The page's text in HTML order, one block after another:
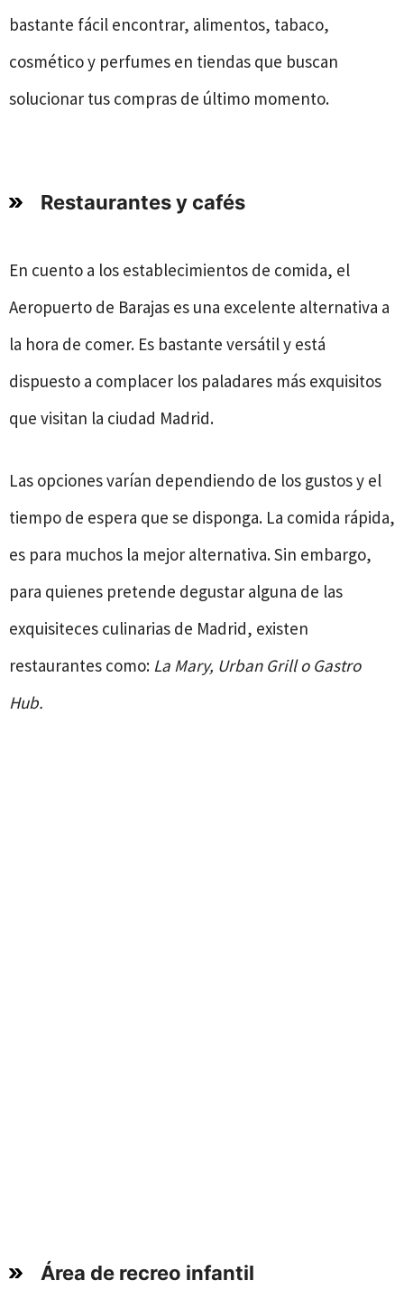
bastante fácil encontrar, alimentos, tabaco,
cosmético y perfumes en tiendas que buscan
solucionar tus compras de último momento.
Restaurantes y cafés
En cuento a los establecimientos de comida, el
Aeropuerto de Barajas es una excelente alternativa a
la hora de comer. Es bastante versátil y está
dispuesto a complacer los paladares más exquisitos
que visitan la ciudad Madrid.
Las opciones varían dependiendo de los gustos y el
tiempo de espera que se disponga. La comida rápida,
es para muchos la mejor alternativa. Sin embargo,
para quienes pretende degustar alguna de las
exquisiteces culinarias de Madrid, existen
restaurantes como: La Mary, Urban Grill o Gastro
Hub.
Área de recreo infantil